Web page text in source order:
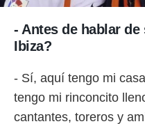
crear un
uso de
- Antes de hablar
Ibiza?
- Sí, aquí tengo mi
tengo mi rinconcito
cantantes, toreros y